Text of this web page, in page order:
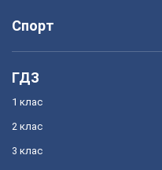
Спорт
ГДЗ
1 клас
2 клас
3 клас